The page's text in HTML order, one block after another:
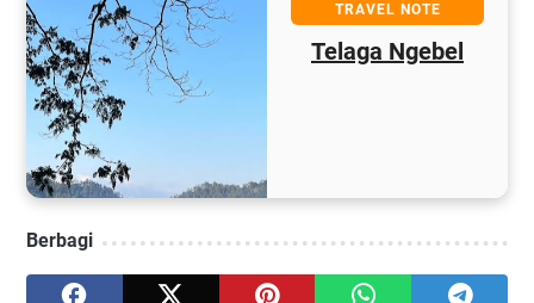
TRAVEL NOTE
Telaga Ngebel
Berbagi